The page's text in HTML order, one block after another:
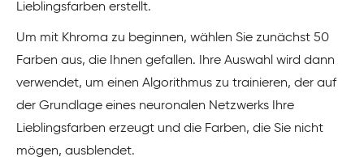
Lieblingsfarben erstellt.
Um mit Khroma zu beginnen, wählen Sie zunächst 50
Farben aus, die Ihnen gefallen. Ihre Auswahl wird dann
verwendet, um einen Algorithmus zu trainieren, der auf
der Grundlage eines neuronalen Netzwerks Ihre
Lieblingsfarben erzeugt und die Farben, die Sie nicht
mögen, ausblendet.